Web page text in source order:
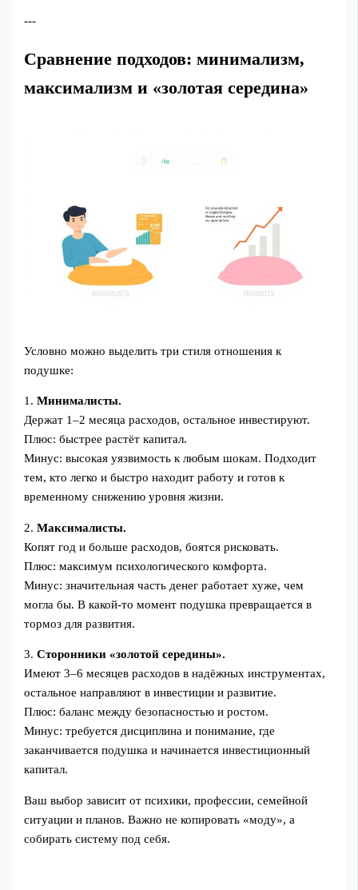
---
Сравнение подходов: минимализм,
максимализм и «золотая середина»
Условно можно выделить три стиля отношения к
подушке:
1.Минималисты.
Держат 1–2 месяца расходов, остальное инвестируют.
Плюс: быстрее растёт капитал.
Минус: высокая уязвимость к любым шокам. Подходит
тем, кто легко и быстро находит работу и готов к
временному снижению уровня жизни.
2.Максималисты.
Копят год и больше расходов, боятся рисковать.
Плюс: максимум психологического комфорта.
Минус: значительная часть денег работает хуже, чем
могла бы. В какой-то момент подушка превращается в
тормоз для развития.
3.Сторонники «золотой середины».
Имеют 3–6 месяцев расходов в надёжных инструментах,
остальное направляют в инвестиции и развитие.
Плюс: баланс между безопасностью и ростом.
Минус: требуется дисциплина и понимание, где
заканчивается подушка и начинается инвестиционный
капитал.
Ваш выбор зависит от психики, профессии, семейной
ситуации и планов. Важно не копировать «моду», а
собирать систему под себя.